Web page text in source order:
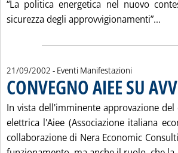
“La politica energetica nel nuovo
sicurezza degli approvvigionamenti”...
21/09/2002 - Eventi Manifestazioni
CONVEGNO AIEE SU
In vista dell'imminente approvazione
elettrica l'Aiee (Associazione italiana
collaborazione di Nera Economic